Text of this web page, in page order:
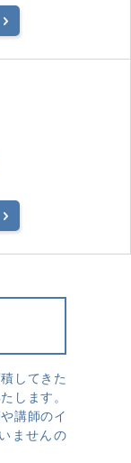
してきた
します。
講師のイ
ませんの